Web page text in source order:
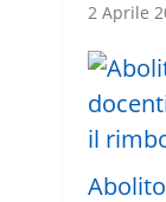
2 Aprile